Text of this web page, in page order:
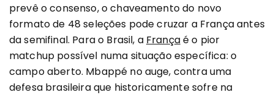
prevê o consenso, o chaveamento do novo
formato de 48 seleções pode cruzar a França antes
da semifinal. Para o Brasil, a Françaé o pior
matchup possível numa situação específica: o
campo aberto. Mbappé no auge, contra uma
defesa brasileira que historicamente sofre na